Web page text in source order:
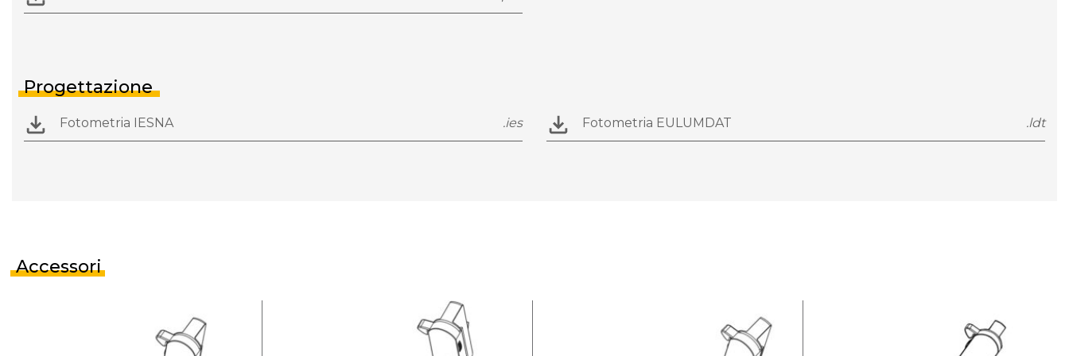
Progettazione
Fotometria IESNA .ies Fotometria EULUMDAT .ldt
Accessori